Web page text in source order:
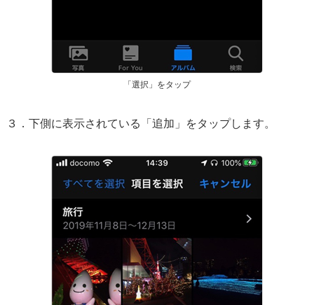
「選択」をタップ
３．下側に表示されている「追加」をタップします。